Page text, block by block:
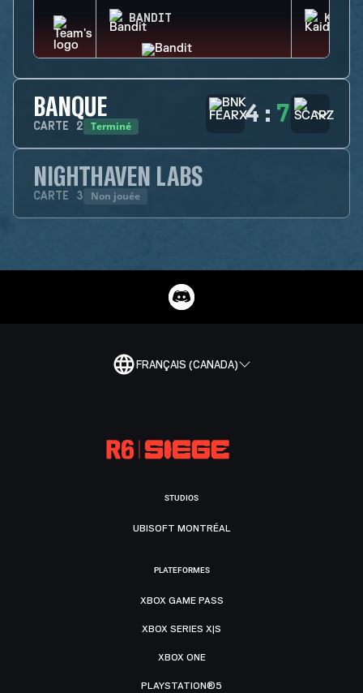
BANDIT KAID
BANQUE
CARTE 2 Terminé 4 : 7
NIGHTHAVEN LABS
CARTE 3 Non jouée
FRANÇAIS (CANADA)
STUDIOS
UBISOFT MONTRÉAL
PLATEFORMES
XBOX GAME PASS
XBOX SERIES X|S
XBOX ONE
PLAYSTATION®5